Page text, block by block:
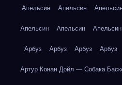
Апельсин Апельсин
Апельсин Апельсин Апельсин
Арбуз Арбуз Арбуз Арбуз
Артур Конан Дойл — Собака